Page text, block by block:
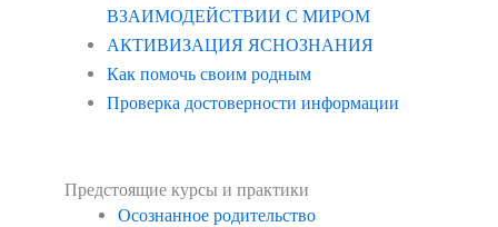
ВЗАИМОДЕЙСТВИИ С МИРОМ
АКТИВИЗАЦИЯ ЯСНОЗНАНИЯ
Как помочь своим родным
Проверка достоверности информации
Предстоящие курсы и практики
Осознанное родительство